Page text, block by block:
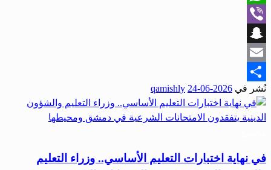
WhatsApp
Viber
Snapchat
Email
Share
نُشر في 2026-06-24
qamishly
في نهاية اختبارات التعليم الأساسي.. وزراء التعليم